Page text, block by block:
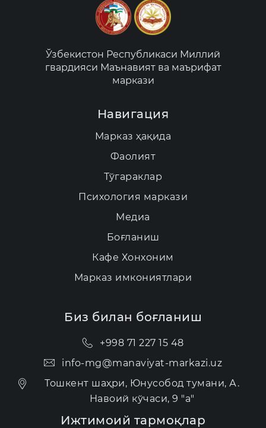
Ўзбекистон Республикаси Миллий
гвардияси Маънавият ва маърифат
маркази
Навигация
Марказ ҳақида
Фаолият
Тўгараклар
Психология маркази
Медиа
Боғланиш
Кафе Хонхоним
Марказ имкониятлари
Биз билан боғланиш
+998 71 227 15 48
info-mg@manaviyat-markazi.uz
Тошкент шаҳри, Юнусобод тумани, А.
Навоий кўчаси, 9 "а"
Ижтимоий тармоқлар